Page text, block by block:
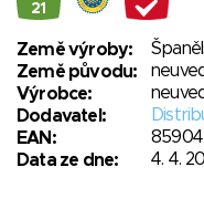
21
Země výroby:
Země původu:
Výrobce:
Dodavatel:
EAN:
Data ze dne:
4. 4.